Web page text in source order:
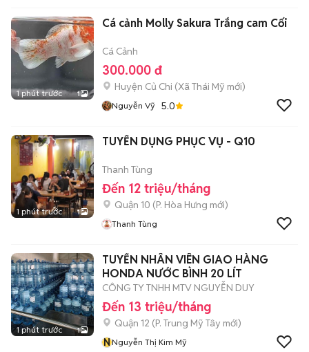
1 phút trước 1
Cá cảnh Molly Sakura Trắng cam Cối
Cá Cảnh
300.000 đ
Huyện Củ Chi (Xã Thái Mỹ mới)
Nguyễn Vỹ 5.0
1 phút trước 1
TUYỂN DỤNG PHỤC VỤ - Q10
Thanh Tùng
Đến 12 triệu/tháng
Quận 10 (P. Hòa Hưng mới)
Thanh Tùng
1 phút trước 1
TUYỂN NHÂN VIÊN GIAO HÀNG
HONDA NƯỚC BÌNH 20 LÍT
CÔNG TY TNHH MTV NGUYỄN DUY
Đến 13 triệu/tháng
Quận 12 (P. Trung Mỹ Tây mới)
NNguyễn Thị Kim Mỹ